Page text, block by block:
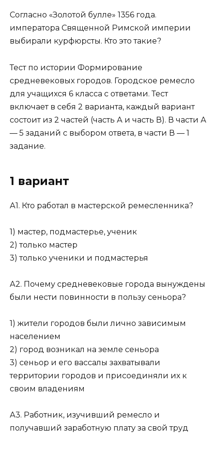
Согласно «Золотой булле» 1356 года.
императора Священной Римской империи
выбирали курфюрсты. Кто это такие?
Тест по истории Формирование
средневековых городов. Городское ремесло
для учащихся 6 класса с ответами. Тест
включает в себя 2 варианта, каждый вариант
состоит из 2 частей (часть А и часть В). В части А
— 5 заданий с выбором ответа, в части В — 1
задание.
1 вариант
А1. Кто работал в мастерской ремесленника?
1) мастер, подмастерье, ученик
2) только мастер
3) только ученики и подмастерья
А2. Почему средневековые города вынуждены
были нести по­винности в пользу сеньора?
1) жители городов были лично зависимым
населением
2) город возникал на земле сеньора
3) сеньор и его вассалы захватывали
территории городов и присоединяли их к
своим владениям
А3. Работник, изучивший ремесло и
получавший заработную плату за свой труд